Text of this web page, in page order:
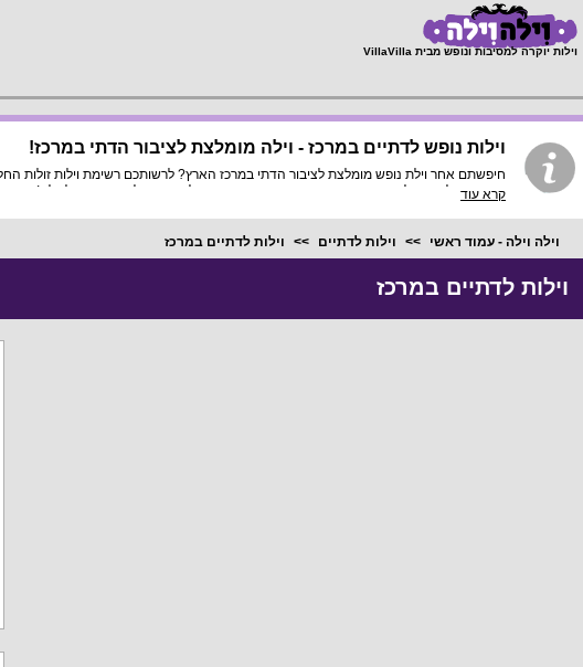
וילות יוקרה למסיבות ונופש מבית VillaVilla
וילות נופש לדתיים במרכז - וילה מומלצת לציבור הדתי במרכז!
וכמובן בחלק מהוילות מיטות שינה יהודיות בהפרדה, כדאי להתקשר ולברר מידע כל וילה!
קרא עוד
וילה וילה - עמוד ראשי וילות לדתיים וילות לדתיים במרכז
וילות לדתיים במרכז